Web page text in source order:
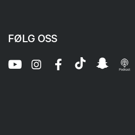
FØLG OSS